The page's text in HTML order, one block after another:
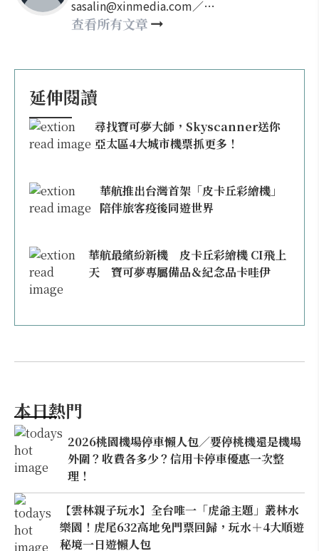
sasalin@xinmedia.com／
happy21917@gmail.com
查看所有文章
延伸閱讀
尋找寶可夢大師，Skyscanner送你
亞太區4大城市機票抓更多！
華航推出台灣首架「皮卡丘彩繪機」
陪伴旅客疫後同遊世界
華航最繽紛新機 皮卡丘彩繪機 CI飛上
天 寶可夢專屬備品＆紀念品卡哇伊
本日熱門
2026桃園機場停車懶人包／要停桃機還是機場
外圍？收費各多少？信用卡停車優惠一次整
理！
【雲林親子玩水】全台唯一「虎爺主題」叢林水
樂園！虎尾632高地免門票回歸，玩水＋4大順遊
秘境一日遊懶人包